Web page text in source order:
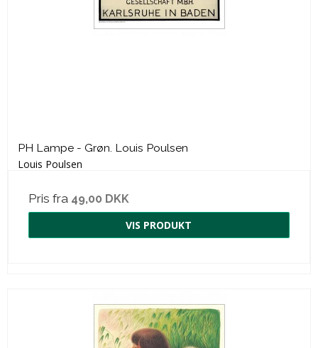
PH Lampe - Grøn. Louis Poulsen
Louis Poulsen
Pris fra 49,00 DKK
VIS PRODUKT